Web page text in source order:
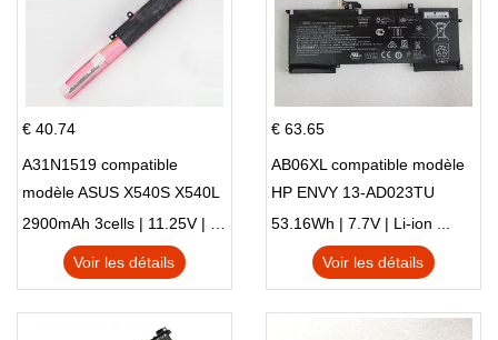
€ 40.74
A31N1519 compatible
modèle ASUS X540S X540L
X540LA-SI302 X540SA
X540S
2900mAh 3cells | 11.25V | Li-ion ...
Voir les détails
€ 63.65
AB06XL compatible modèle
HP ENVY 13-AD023TU
HSTNN-DB8C 921438-855
TPN-I128
53.16Wh | 7.7V | Li-ion ...
Voir les détails